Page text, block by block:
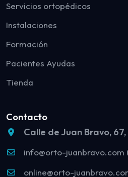
Servicios ortopédicos
Instalaciones
Formación
Pacientes Ayudas
Tienda
Contacto
Calle de Juan Bravo,
info@orto-juanbravo.com
online@orto-